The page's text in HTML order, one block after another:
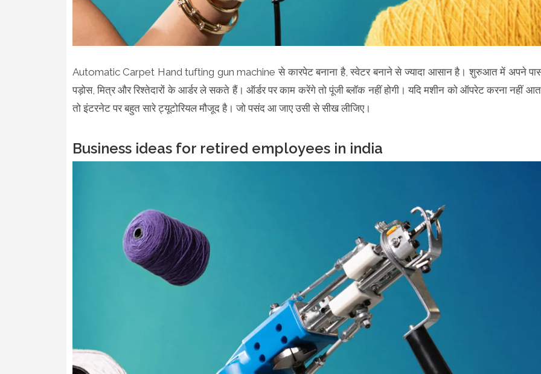
Automatic Carpet Hand tufting gun machine से कारपेट बनाना है, स्वेटर बनाने से ज्यादा आसान है। शुरुआत में अपने
पड़ोस, मित्र और रिश्तेदारों के आर्डर ले सकते हैं। ऑर्डर पर काम करेंगे तो पूंजी ब्लॉक नहीं होगी। यदि मशीन को ऑपरेट करना नहीं
तो इंटरनेट पर बहुत सारे ट्यूटोरियल मौजूद है। जो पसंद आ जाए उसी से सीख लीजिए।
Business ideas for retired employees in india